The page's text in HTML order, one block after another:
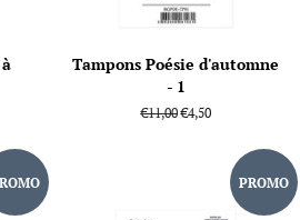
Tampons Poésie d'automne
- 1
Prix
€11,00 Prix
€4,50
PROMO